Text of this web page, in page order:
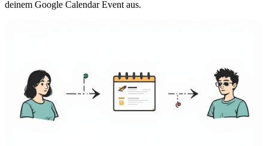
deinem Google Calendar Event aus.